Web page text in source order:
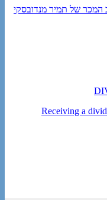
המכר של תמיר מנדובסקי
Receiving a